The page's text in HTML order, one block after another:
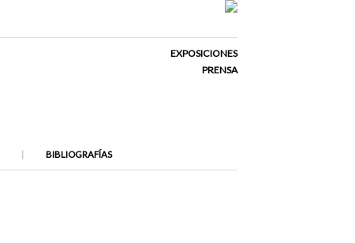
EXPOSICIONES
PRENSA
BIBLIOGRAFÍAS